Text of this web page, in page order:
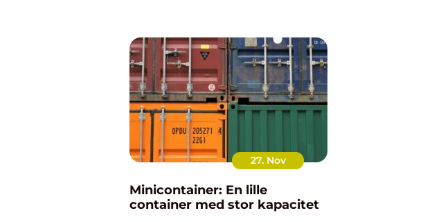
27. Nov
Minicontainer: En lille
container med stor kapacitet